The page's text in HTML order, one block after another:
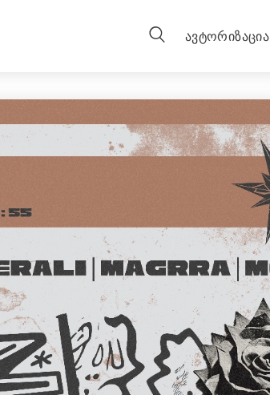
ავტორიზაცია